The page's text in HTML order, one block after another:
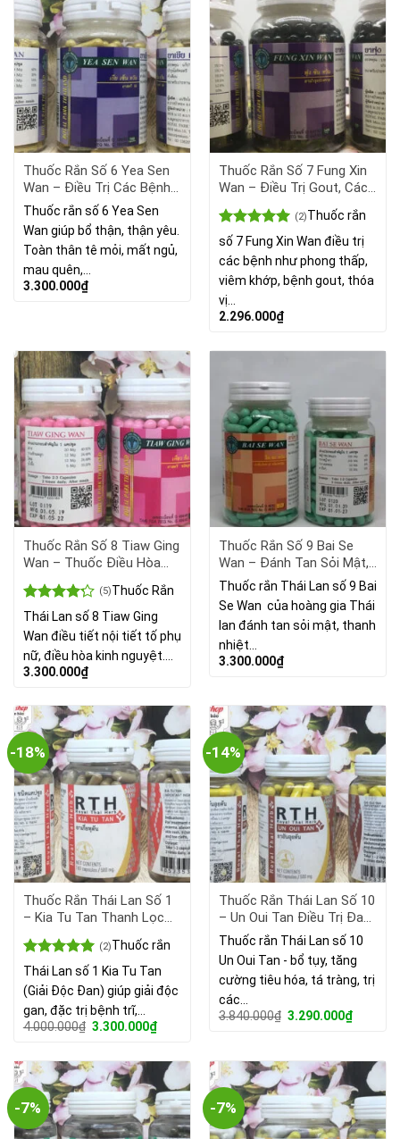
Thuốc Rắn Số 6 Yea Sen
Wan – Điều Trị Các Bệnh
Về Thận
Thuốc rắn số 6 Yea Sen
Wan giúp bổ thận, thận yêu.
Toàn thân tê mỏi, mất ngủ,
mau quên,…
3.300.000₫
Thuốc Rắn Số 7 Fung Xin
Wan – Điều Trị Gout, Các
Bệnh Viêm Xương Khớp
Được xếp
5.00
5 sao
(2)Thuốc rắn
số 7 Fung Xin Wan điều trị
các bệnh như phong thấp,
viêm khớp, bệnh gout, thóa
vị…
2.296.000₫
Thuốc Rắn Số 8 Tiaw Ging
Wan – Thuốc Điều Hòa
Được xếp
hạng4.20
5 sao
(5)Thuốc Rắn
Thái Lan số 8 Tiaw Ging
Wan điều tiết nội tiết tố phụ
nữ, điều hòa kinh nguyệt.…
3.300.000₫
Thuốc Rắn Số 9 Bai Se
Wan – Đánh Tan Sỏi Mật,
Thận Sạn, Trị Viêm Liệu
Thuốc rắn Thái Lan số 9 Bai
Se Wan của hoàng gia Thái
lan đánh tan sỏi mật, thanh
nhiệt…
3.300.000₫
-18%
Thuốc Rắn Thái Lan Số 1
– Kia Tu Tan Thanh Lọc
Giải Độc Cơ Thể
Được xếp
5 sao
(2)Thuốc rắn
Thái Lan số 1 Kia Tu Tan
(Giải Độc Đan) giúp giải độc
gan, đặc trị bệnh trĩ,…
4.000.000₫ Giá
4.000.000₫.
3.300.000₫Giá
hiện
là:
3.300.000₫.
-14%
Thuốc Rắn Thái Lan Số 10
– Un Oui Tan Điều Trị Đau
Bao Tử, Viêm Loét Dạ Dày
Thuốc rắn Thái Lan số 10
Un Oui Tan - bổ tụy, tăng
cường tiêu hóa, tá tràng, trị
các…
3.840.000₫ Giá
3.290.000₫Giá
hiện
-7% -7%